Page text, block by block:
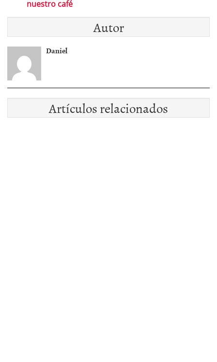
nuestro café
Autor
Daniel
Artículos relacionados